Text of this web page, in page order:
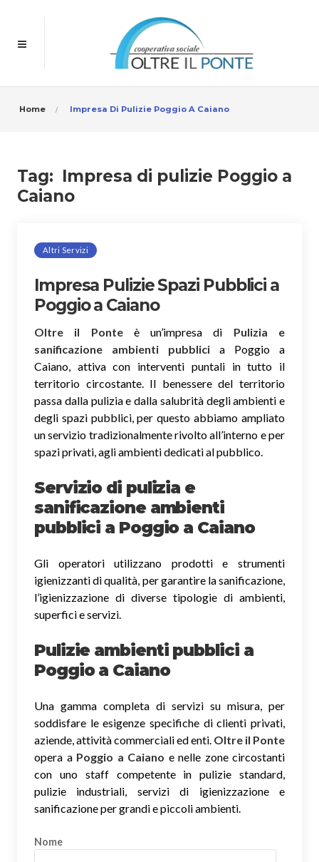
Home Impresa Di Pulizie Poggio A Caiano
Tag: Impresa di pulizie Poggio a
Caiano
Altri Servizi
Impresa Pulizie Spazi Pubblici a
Poggio a Caiano
Oltre il Ponteè un’impresa di Pulizia e
sanificazione ambienti pubblici a Poggio a
Caiano, attiva con interventi puntali in tutto il
territorio circostante. Il benessere del territorio
passa dalla pulizia e dalla salubrità degli ambienti e
degli spazi pubblici, per questo abbiamo ampliato
un servizio tradizionalmente rivolto all’interno e per
spazi privati, agli ambienti dedicati al pubblico.
Servizio di pulizia e
sanificazione ambienti
pubblici a Poggio a Caiano
Gli operatori utilizzano prodotti e strumenti
igienizzanti di qualità, per garantire la sanificazione,
l’igienizzazione di diverse tipologie di ambienti,
superfici e servizi.
Pulizie ambienti pubblici a
Poggio a Caiano
Una gamma completa di servizi su misura, per
soddisfare le esigenze specifiche di clienti privati,
aziende, attività commerciali ed enti. Oltre il Ponte
opera a Poggio a Caiano e nelle zone circostanti
con uno staff competente in pulizie standard,
pulizie industriali, servizi di igienizzazione e
sanificazione per grandi e piccoli ambienti.
Nome